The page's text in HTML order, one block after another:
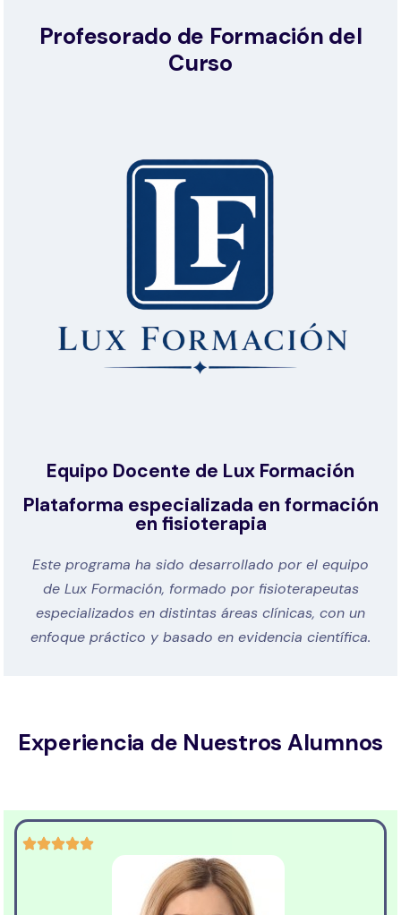
Profesorado de Formación del
Curso
Equipo Docente de Lux Formación
Plataforma especializada en formación
en fisioterapia
Este programa ha sido desarrollado por el equipo
de Lux Formación, formado por fisioterapeutas
especializados en distintas áreas clínicas, con un
enfoque práctico y basado en evidencia científica.
Experiencia de Nuestros Alumnos